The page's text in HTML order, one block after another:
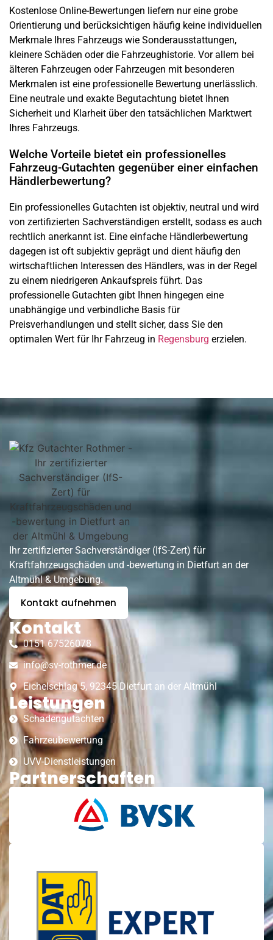
Kostenlose Online-Bewertungen liefern nur eine grobe
Orientierung und berücksichtigen häufig keine individuellen
Merkmale Ihres Fahrzeugs wie Sonderausstattungen,
kleinere Schäden oder die Fahrzeughistorie. Vor allem bei
älteren Fahrzeugen oder Fahrzeugen mit besonderen
Merkmalen ist eine professionelle Bewertung unerlässlich.
Eine neutrale und exakte Begutachtung bietet Ihnen
Sicherheit und Klarheit über den tatsächlichen Marktwert
Ihres Fahrzeugs.
Welche Vorteile bietet ein professionelles
Fahrzeug-Gutachten gegenüber einer einfachen
Händlerbewertung?
Ein professionelles Gutachten ist objektiv, neutral und wird
von zertifizierten Sachverständigen erstellt, sodass es auch
rechtlich anerkannt ist. Eine einfache Händlerbewertung
dagegen ist oft subjektiv geprägt und dient häufig den
wirtschaftlichen Interessen des Händlers, was in der Regel
zu einem niedrigeren Ankaufspreis führt. Das
professionelle Gutachten gibt Ihnen hingegen eine
unabhängige und verbindliche Basis für
Preisverhandlungen und stellt sicher, dass Sie den
optimalen Wert für Ihr Fahrzeug in Regensburg erzielen.
Ihr zertifizierter Sachverständiger (IfS-Zert) für
Kraftfahrzeugschäden und -bewertung in Dietfurt an der
Altmühl & Umgebung.
Kontakt aufnehmen
Kontakt
0151 67526078
info@sv-rothmer.de
Eichelschlag 5, 92345 Dietfurt an der Altmühl
Leistungen
Schadengutachten
Fahrzeubewertung
UVV-Dienstleistungen
Partnerschaften